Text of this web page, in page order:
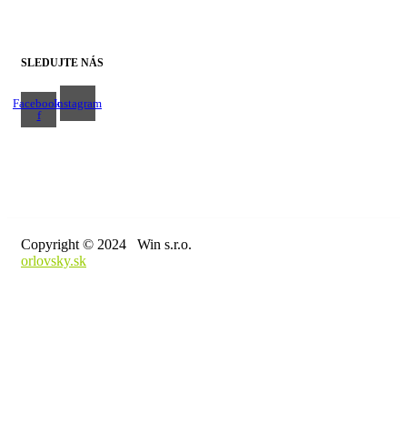
SLEDUJTE NÁS
Facebook-
f
Instagram
Copyright © 2024 Win s.r.o.
orlovsky.sk